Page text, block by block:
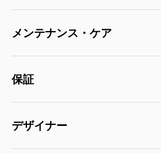
メンテナンス・ケア
保証
デザイナー